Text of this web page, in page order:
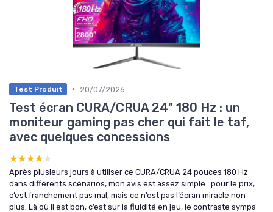
Test Produit • 20/07/2026
Test écran CURA/CRUA 24" 180 Hz : un
moniteur gaming pas cher qui fait le taf,
avec quelques concessions
★★★★★
★★★★★
Après plusieurs jours à utiliser ce CURA/CRUA 24 pouces 180 Hz
dans différents scénarios, mon avis est assez simple : pour le prix,
c’est franchement pas mal, mais ce n’est pas l’écran miracle non
plus. Là où il est bon, c’est sur la fluidité en jeu, le contraste sympa